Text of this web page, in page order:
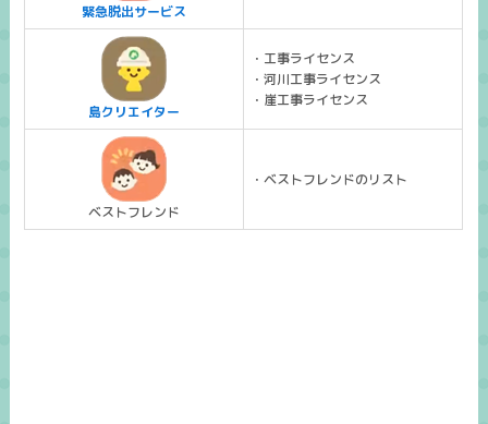
緊急脱出サービス
島クリエイター
・工事ライセンス
・河川工事ライセンス
・崖工事ライセンス
ベストフレンド
・ベストフレンドのリスト